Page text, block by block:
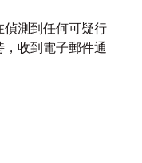
測到任何可疑行
收到電子郵件通